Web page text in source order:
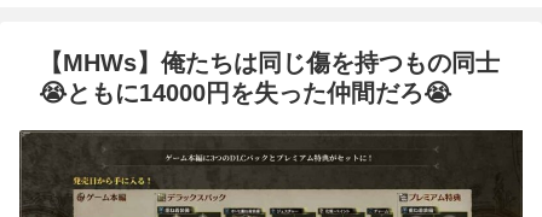
【MHWs】俺たちは同じ傷を持つもの同士
😭ともに14000円を失った仲間だろ😭